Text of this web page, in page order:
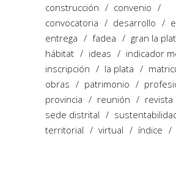
construcción
convenio
convocatoria
desarrollo
entrega
fadea
gran la
hábitat
ideas
indicador
inscripción
la plata
obras
patrimonio
provincia
reunión
revista
sede distrital
territorial
virtual índice